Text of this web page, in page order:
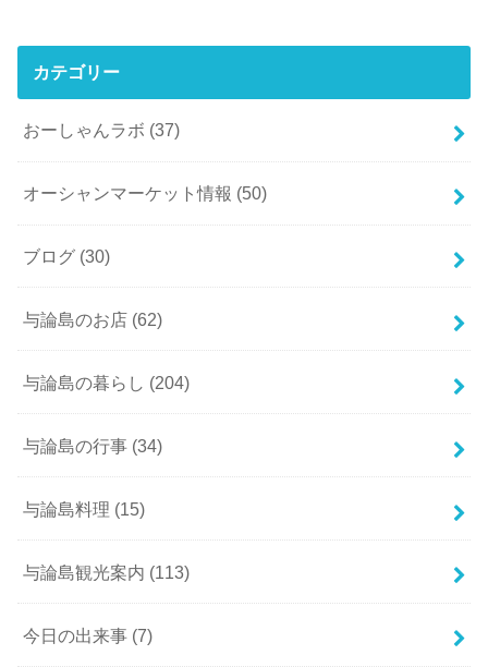
カテゴリー
おーしゃんラボ (37)
オーシャンマーケット情報 (50)
ブログ (30)
与論島のお店 (62)
与論島の暮らし (204)
与論島の行事 (34)
与論島料理 (15)
与論島観光案内 (113)
今日の出来事 (7)